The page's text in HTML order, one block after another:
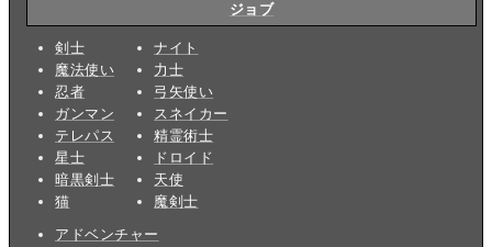
ジョブ
剣士
魔法使い
忍者
ガンマン
テレパス
星士
暗黒剣士
猫
ナイト
力士
弓矢使い
スネイカー
精霊術士
ドロイド
天使
魔剣士
アドベンチャー